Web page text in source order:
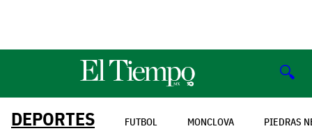
🔍
DEPORTES FUTBOL MONCLOVA PIEDRAS